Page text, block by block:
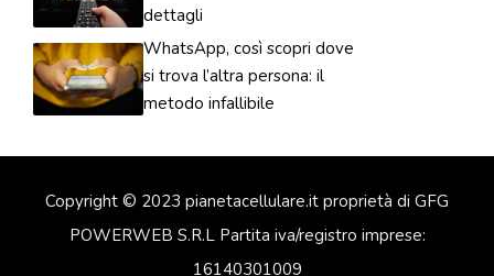
dettagli
WhatsApp, così scopri dove
si trova l’altra persona: il
metodo infallibile
Copyright © 2023 pianetacellulare.it proprietà di GFG
POWERWEB S.R.L Partita iva/registro imprese:
16140301009